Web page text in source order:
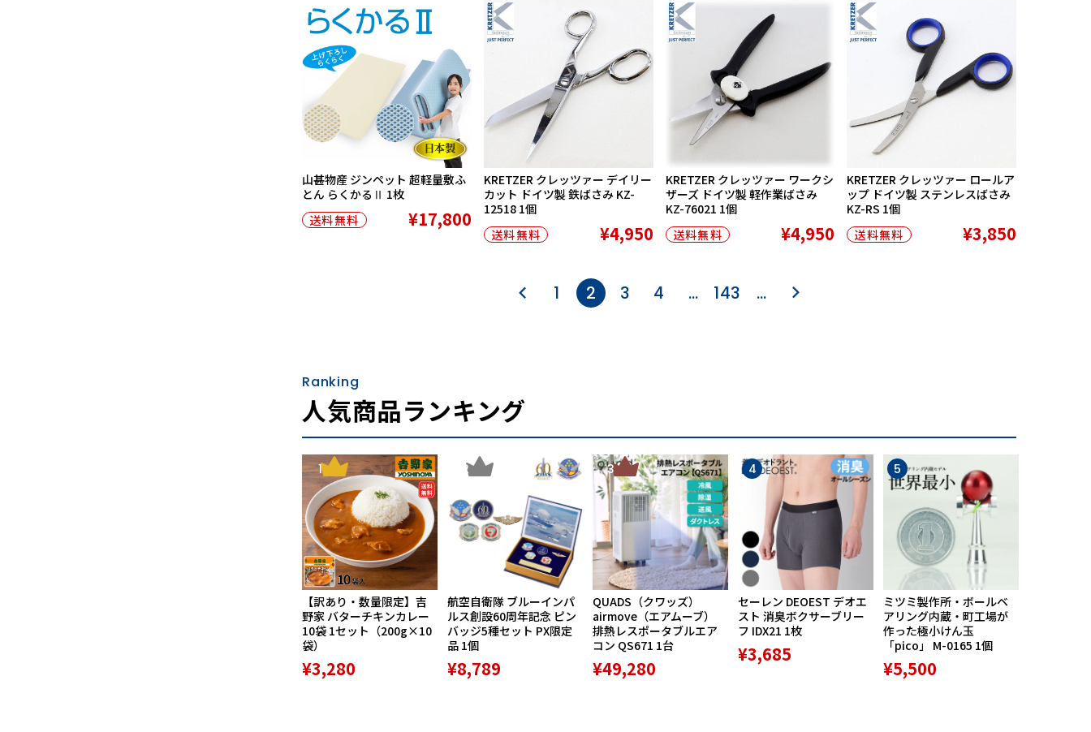
山甚物産 ジンペット 超軽量敷ふ
とん らくかるⅡ 1枚
送料無料
¥17,800
KRETZER クレッツァー デイリー
カット ドイツ製 鉄ばさみ KZ-
12518 1個
送料無料
¥4,950
KRETZER クレッツァー ワークシ
ザーズ ドイツ製 軽作業ばさみ
KZ-76021 1個
送料無料
¥4,950
KRETZER クレッツァー ロールア
ップ ドイツ製 ステンレスばさみ
KZ-RS 1個
送料無料
¥3,850
1 2 3 4 … 143 …
Ranking
人気商品ランキング
1
【訳あり・数量限定】吉
野家 バターチキンカレー
10袋 1セット（200g×10
袋）
¥3,280
2
航空自衛隊 ブルーインパ
ルス創設60周年記念 ピン
バッジ5種セット PX限定
品 1個
¥8,789
3
QUADS（クワッズ）
airmove（エアムーブ）
排熱レスポータブルエア
コン QS671 1台
¥49,280
4
セーレン DEOEST デオエ
スト 消臭ボクサーブリー
フ IDX21 1枚
¥3,685
5
ミツミ製作所・ボールベ
アリング内蔵・町工場が
作った極小けん玉
「pico」 M-0165 1個
¥5,500